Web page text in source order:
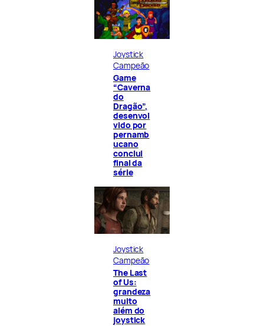
Joystick
Campeão
Game
“Caverna
do
Dragão”,
desenvol
vido por
pernamb
ucano
conclui
final da
série
Joystick
Campeão
The Last
of Us:
grandeza
muito
além do
joystick